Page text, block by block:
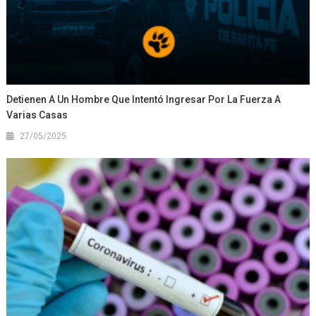
Detienen A Un Hombre Que Intentó Ingresar Por La Fuerza A
Varias Casas
27/05/2025